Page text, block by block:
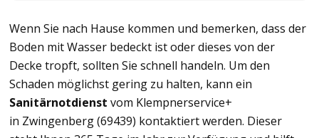
Wenn Sie nach Hause kommen und bemerken, dass der
Boden mit Wasser bedeckt ist oder dieses von der
Decke tropft, sollten Sie schnell handeln. Um den
Schaden möglichst gering zu halten, kann ein
Sanitärnotdienst vom Klempnerservice+
in Zwingenberg (69439) kontaktiert werden. Dieser